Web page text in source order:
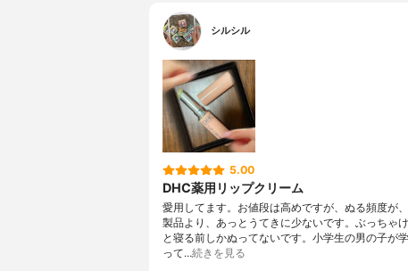
シルシル
5.00
DHC薬用リップクリーム
愛用してます。お値段は高めですが、ぬる頻度が
製品より、あっとうてきに少ないです。ぶっちゃ
と寝る前しかぬってないです。小学生の男の子が
って…続きを見る